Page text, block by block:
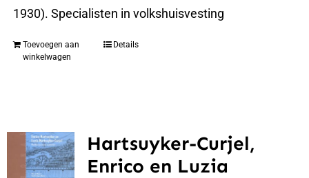
1930). Specialisten in volkshuisvesting
Toevoegen aan
winkelwagen
Details
Hartsuyker-Curjel,
Enrico en Luzia